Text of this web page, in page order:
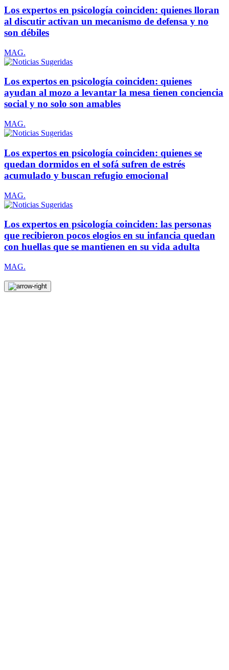
Los expertos en psicología coinciden: quienes lloran
al discutir activan un mecanismo de defensa y no
son débiles
MAG.
Los expertos en psicología coinciden: quienes
ayudan al mozo a levantar la mesa tienen conciencia
social y no solo son amables
MAG.
Los expertos en psicología coinciden: quienes se
quedan dormidos en el sofá sufren de estrés
acumulado y buscan refugio emocional
MAG.
Los expertos en psicología coinciden: las personas
que recibieron pocos elogios en su infancia quedan
con huellas que se mantienen en su vida adulta
MAG.